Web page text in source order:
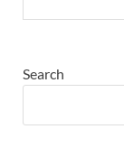
Search